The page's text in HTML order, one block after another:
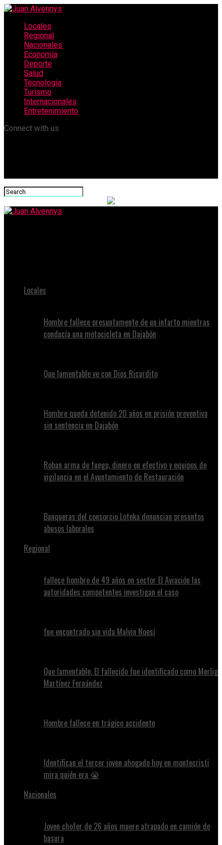
Locales
Regional
Nacionales
Economía
Deporte
Salud
Tecnología
Turismo
Internacionales
Entretenimiento
Connect with us
Locales
Hombre fallece presuntamente de un infarto mientras
conducía una motocicleta en Dajabón
Que lamentable ve con Dios Ricardito
Hombre queda detenido 20 años en prisión preventiva
sin sentencia en Dajabón
Roban arma de fuego, dinero en efectivo y equipos de
vigilancia en el Ayuntamiento de Restauración
Banqueras del consorcio Loteka denuncian presuntos
abusos laborales
Regional
fallece hombre de 49 años en sector El Aviación las
autoridades competentes investigan el caso
fue encontrado sin vida Malvin Noesí
Que lamentable, El fallecido fue identificado como Merlig
Martínez Fernández
Hombre fallece en trágico accidente
Identifican el tercer joven ahogado hoy en montecristi
mira quién era 😭
Nacionales
Joven chofer de 26 años muere atrapado en camión de
basura